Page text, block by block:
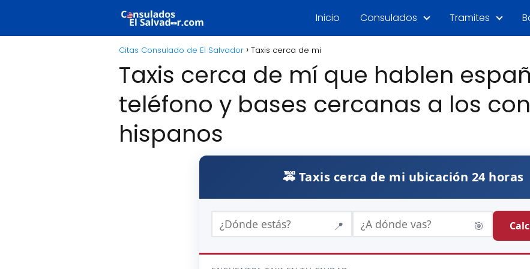
Inicio Consulados Tramites
Citas Consulado de El Salvador Taxis cerca de mi
Taxis cerca de mí que hablen
teléfono y bases cercanas a los
hispanos
🚕 Taxis cerca de mi ubicación 24 horas